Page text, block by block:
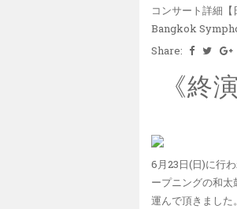
コンサート詳細
Bangkok
Share:
《終
6月23日(日)に行
ープニングの和
運んで頂きまし